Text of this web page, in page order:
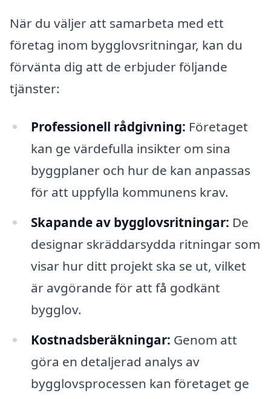
När du väljer att samarbeta med ett
företag inom bygglovsritningar, kan du
förvänta dig att de erbjuder följande
tjänster:
Professionell rådgivning: Företaget
kan ge värdefulla insikter om sina
byggplaner och hur de kan anpassas
för att uppfylla kommunens krav.
Skapande av bygglovsritningar: De
designar skräddarsydda ritningar som
visar hur ditt projekt ska se ut, vilket
är avgörande för att få godkänt
bygglov.
Kostnadsberäkningar: Genom att
göra en detaljerad analys av
bygglovsprocessen kan företaget ge